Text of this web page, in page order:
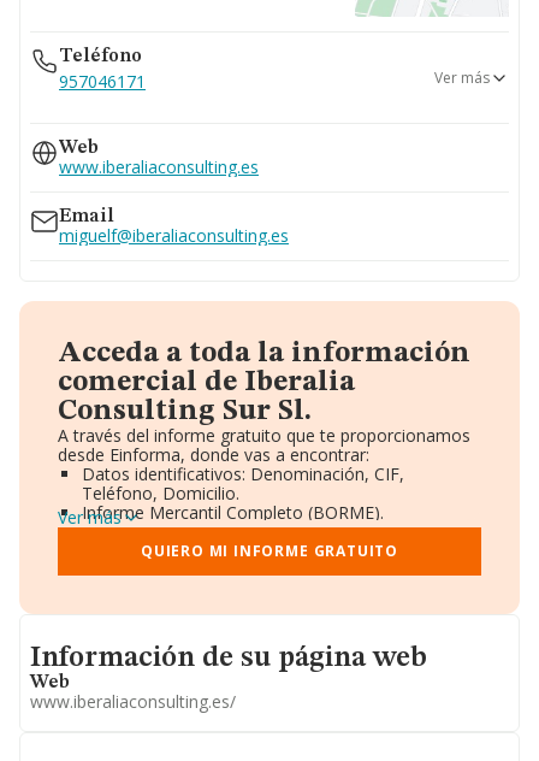
Teléfono
957046171
957109318
Ver más
Web
www.iberaliaconsulting.es
Email
miguelf@iberaliaconsulting.es
Acceda a toda la información
comercial de Iberalia
Consulting Sur Sl.
A través del informe gratuito que te proporcionamos
desde Einforma, donde vas a encontrar:
Datos identificativos: Denominación, CIF,
Teléfono, Domicilio.
Informe Mercantil Completo (BORME).
Gráficos de Evolución Ventas y Empleados.
Consejo de Administración y Administradores.
Directivos y Ejecutivos.
Información oficial y registral complementaria.
Ver más
QUIERO MI INFORME GRATUITO
Informacion de su página web
Información de su página web
Web
www.iberaliaconsulting.es/